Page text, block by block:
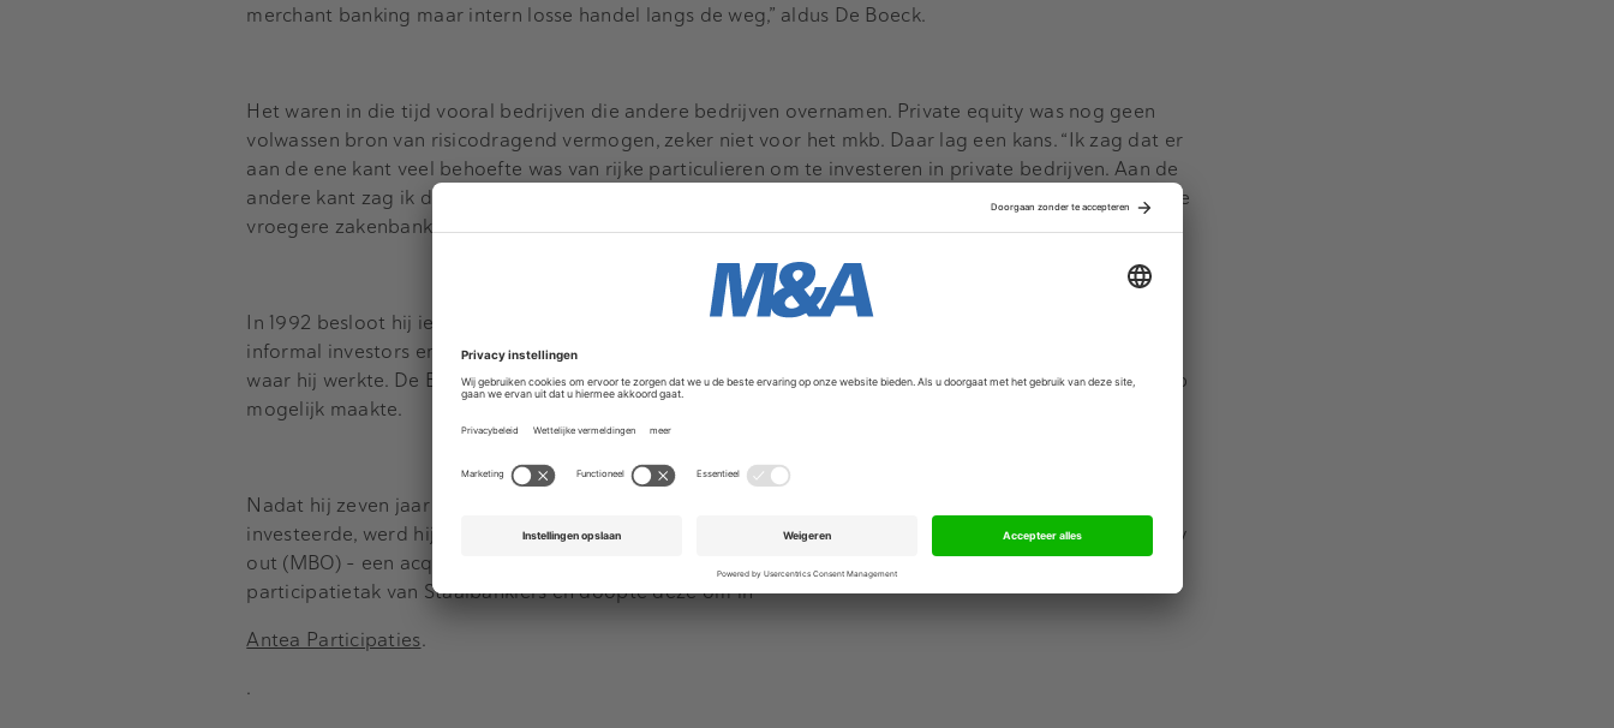
merchant banking maar intern losse handel langs de weg,” aldus De Boeck.
Het waren in die tijd vooral bedrijven die andere bedrijven overnamen. Private equity was nog geen
volwassen bron van risicodragend vermogen, zeker niet voor het mkb. Daar lag een kans. “Ik zag dat er
aan de ene kant veel behoefte was van rijke particulieren om te investeren in private bedrijven. Aan de
andere kant zag ik dat veel mkb’ers op zoek waren naar extra financiering - naast de bank,” verklaart de
vroegere zakenbankier.
In 1992 besloot hij iets met deze vraag-en-aanbod-behoefte te doen. Hij verzamelde een groep
informal investors en zette de investeringstak Staal Participaties op onder de vlag van de private bank
waar hij werkte. De Boeck werd zo een van de eerste in Nederland die financiële participatie in het mkb
mogelijk maakte.
Nadat hij zeven jaar vanuit zijn directeursstoel - veilig op de pay roll van een bank - in ondernemers
investeerde, werd hij in 1999 zelf ook ondernemer. De Boeck verzelfstandigde via een management buy
out (MBO) - een acquisitievorm die hij tot noch toe alleen bij anderen had gefaciliteerd - de
participatietak van Staalbankiers en doopte deze om in
Antea Participaties.
.